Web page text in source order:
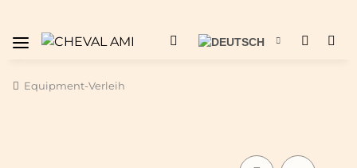
Equipment-Verleih